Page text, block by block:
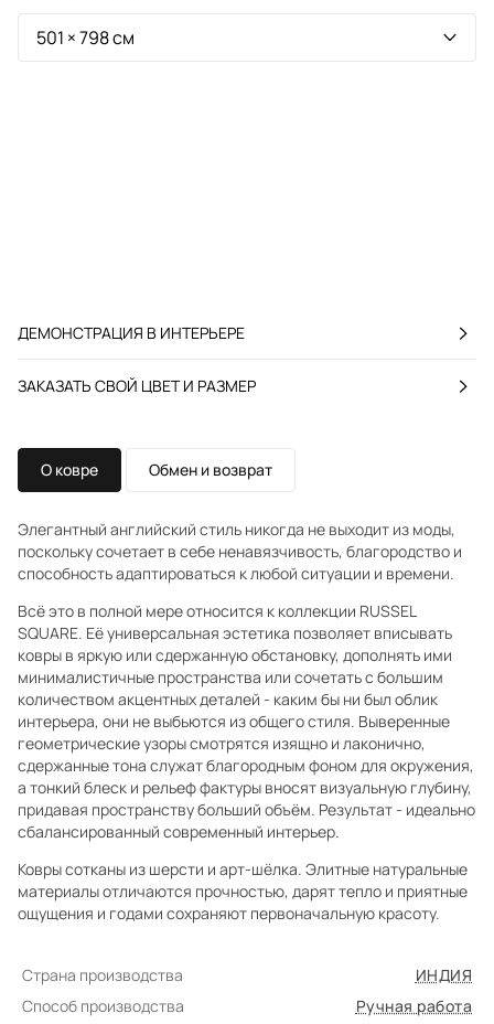
ДЕМОНСТРАЦИЯ В ИНТЕРЬЕРЕ
ЗАКАЗАТЬ СВОЙ ЦВЕТ И РАЗМЕР
О ковре Обмен и возврат
Элегантный английский стиль никогда не выходит из моды,
поскольку сочетает в себе ненавязчивость, благородство и
способность адаптироваться к любой ситуации и времени.
Всё это в полной мере относится к коллекции RUSSEL
SQUARE. Её универсальная эстетика позволяет вписывать
ковры в яркую или сдержанную обстановку, дополнять ими
минималистичные пространства или сочетать с большим
количеством акцентных деталей - каким бы ни был облик
интерьера, они не выбьются из общего стиля. Выверенные
геометрические узоры смотрятся изящно и лаконично,
сдержанные тона служат благородным фоном для окружения,
а тонкий блеск и рельеф фактуры вносят визуальную глубину,
придавая пространству больший объём. Результат - идеально
сбалансированный современный интерьер.
Ковры сотканы из шерсти и арт-шёлка. Элитные натуральные
материалы отличаются прочностью, дарят тепло и приятные
ощущения и годами сохраняют первоначальную красоту.
Страна производства
ИНДИЯ
Способ производства
Ручная работа